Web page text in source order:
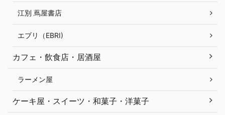
江別 蔦屋書店
エブリ（EBRI)
カフェ・飲食店・居酒屋
ラーメン屋
ケーキ屋・スイーツ・和菓子・洋菓子